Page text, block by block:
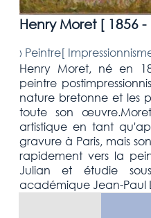
Henry Moret [ 1856 -
› Peintre[
Henry Moret, né en
peintre
nature bretonne et les
toute son
artistique en tant
gravure à Paris, mais
rapidement vers la
Julian et étudie
académique Jean-Paul